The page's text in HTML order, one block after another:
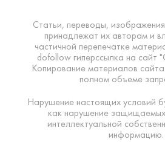
Статьи, переводы,
принадлежат их авторам и
частичной перепечатке
dofollow гиперссылка на сайт
Копирование материалов
полном объеме
Нарушение настоящих условий
как нарушение
интеллектуальной
информацию.